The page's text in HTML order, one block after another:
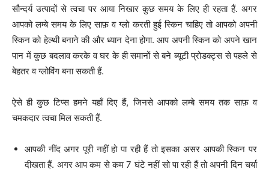
सौन्दर्य उत्पादों से त्वचा पर आया निखार कुछ समय के लिए ही रहता हैं. अगर
आपको लम्बे समय के लिए साफ़ व ग्लो करती हुई स्किन चाहिए तो आपको अपनी
स्किन को हेल्थी बनाने की और ध्यान देना होगा. आप अपनी स्किन को अपने खान
पान में कुछ बदलाव करके व घर के ही समानों से बने ब्यूटी प्रोडक्ट्स से पहले से
बेहतर व ग्लोविंग बना सकती हैं.
ऐसे ही कुछ टिप्स हमने यहाँ दिए हैं, जिनसे आपको लम्बे समय तक साफ़ व
चमकदार त्वचा मिल सकती हैं.
आपकी नींद अगर पूरी नहीं हो पा रही हैं तो इसका असर आपकी स्किन पर
दीखता हैं. अगर आप कम से कम 7 घंटे नहीं सो पा रही हैं तो अपनी दिन चर्या